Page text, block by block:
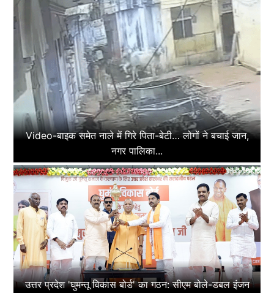
Video-बाइक समेत नाले में गिरे पिता-बेटी… लोगों ने बचाई जान,
नगर पालिका...
उत्तर प्रदेश 'घुमन्तू विकास बोर्ड' का गठन: सीएम बोले-डबल इंजन